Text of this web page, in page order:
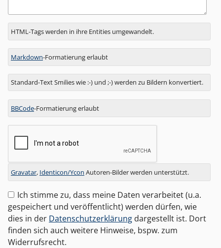
Antwort
zu
HTML-Tags werden in ihre Entities umgewandelt.
Markdown-Formatierung erlaubt
Standard-Text Smilies wie :-) und ;-) werden zu Bildern konvertiert.
BBCode-Formatierung erlaubt
Gravatar, Identicon/Ycon Autoren-Bilder werden unterstützt.
Ich stimme zu, dass meine Daten verarbeitet (u.a.
gespeichert und veröffentlicht) werden dürfen, wie
dies in der Datenschutzerklärung dargestellt ist. Dort
finden sich auch weitere Hinweise, bspw. zum
Widerrufsrecht.